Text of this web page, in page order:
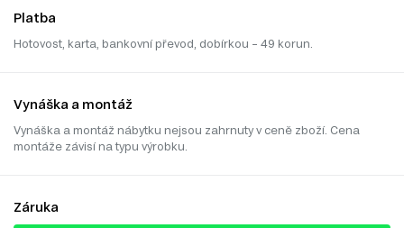
Platba
Hotovost, karta, bankovní převod, dobírkou – 49 korun.
Vynáška a montáž
Vynáška a montáž nábytku nejsou zahrnuty v ceně zboží. Cena
montáže závisí na typu výrobku.
Záruka